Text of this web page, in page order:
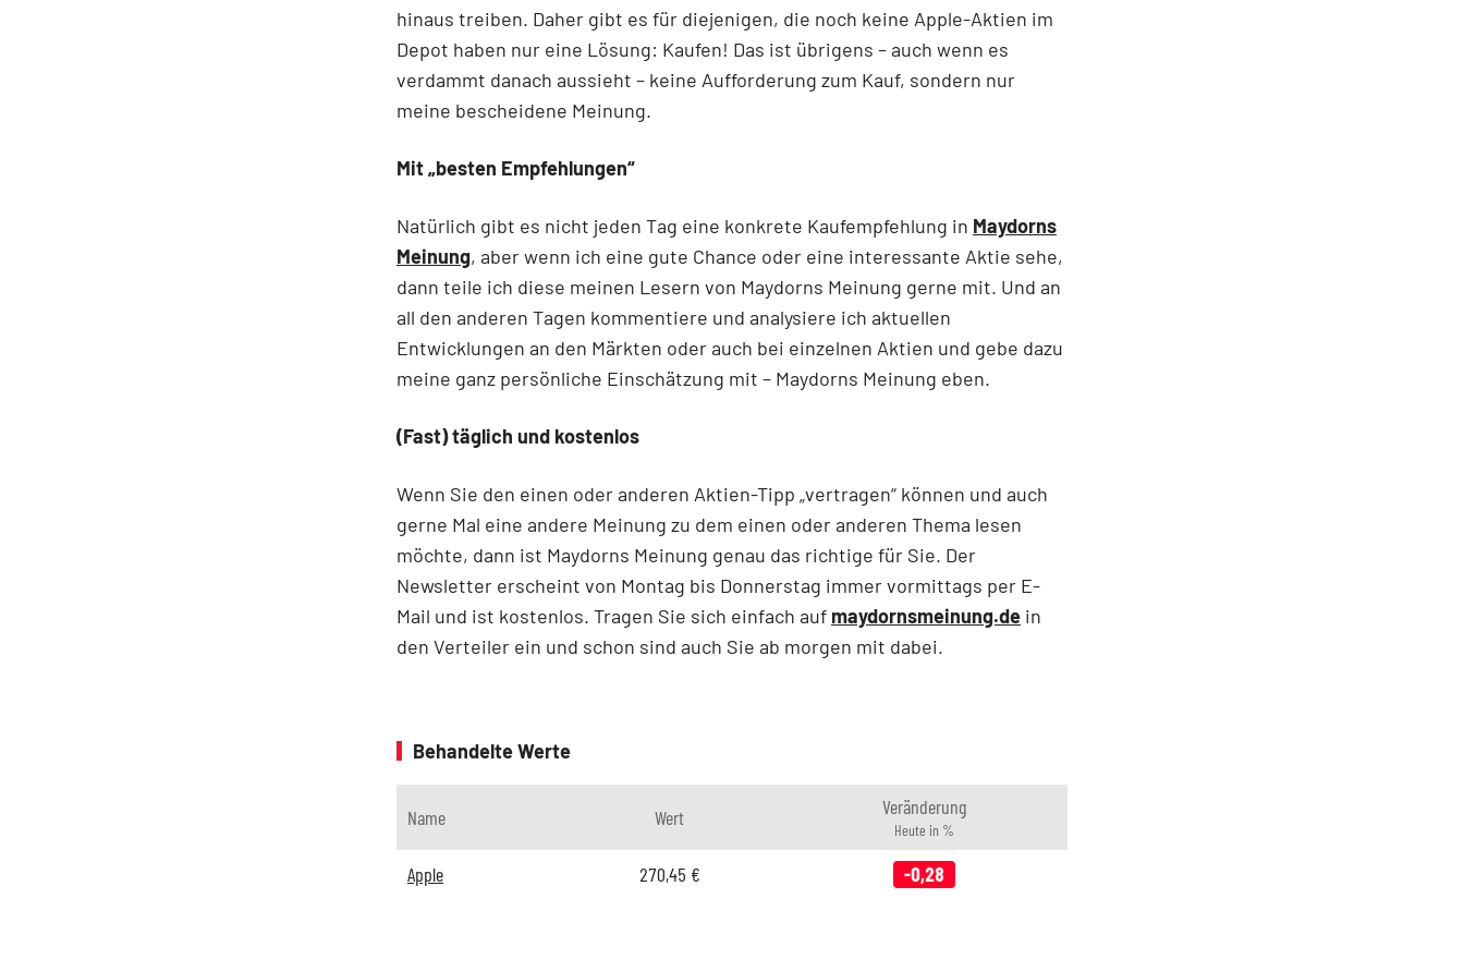
hinaus treiben. Daher gibt es für diejenigen, die noch keine Apple-Aktien im
Depot haben nur eine Lösung: Kaufen! Das ist übrigens – auch wenn es
verdammt danach aussieht – keine Aufforderung zum Kauf, sondern nur
meine bescheidene Meinung.
Mit „besten Empfehlungen“
Natürlich gibt es nicht jeden Tag eine konkrete Kaufempfehlung in Maydorns
Meinung, aber wenn ich eine gute Chance oder eine interessante Aktie sehe,
dann teile ich diese meinen Lesern von Maydorns Meinung gerne mit. Und an
all den anderen Tagen kommentiere und analysiere ich aktuellen
Entwicklungen an den Märkten oder auch bei einzelnen Aktien und gebe dazu
meine ganz persönliche Einschätzung mit – Maydorns Meinung eben.
(Fast) täglich und kostenlos
Wenn Sie den einen oder anderen Aktien-Tipp „vertragen“ können und auch
gerne Mal eine andere Meinung zu dem einen oder anderen Thema lesen
möchte, dann ist Maydorns Meinung genau das richtige für Sie. Der
Newsletter erscheint von Montag bis Donnerstag immer vormittags per E-
Mail und ist kostenlos. Tragen Sie sich einfach auf maydornsmeinung.de in
den Verteiler ein und schon sind auch Sie ab morgen mit dabei.
Behandelte Werte
Name Wert Veränderung
Heute in %
Apple 270,45 € -0,28